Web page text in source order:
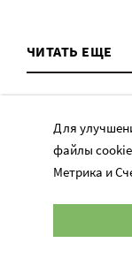
ЧИТАТЬ ЕЩЕ
ТЕМЫ
Для
файлы
Метрика и